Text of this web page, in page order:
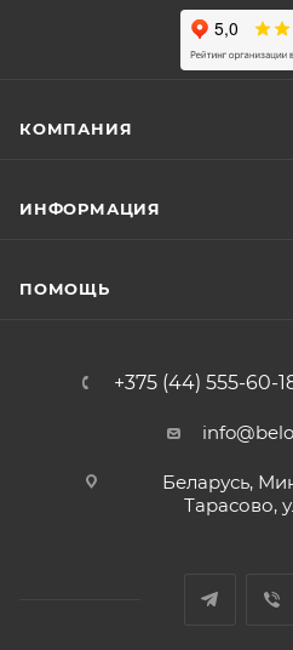
КОМПАНИЯ
ИНФОРМАЦИЯ
ПОМОЩЬ
+375 (44) 555-60-
Беларусь,
Тарасово,